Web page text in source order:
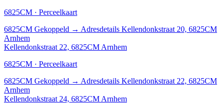
6825CM · Perceelkaart
6825CM Gekoppeld → Adresdetails Kellendonkstraat 20, 6825CM
Arnhem
Kellendonkstraat 22, 6825CM Arnhem
6825CM · Perceelkaart
6825CM Gekoppeld → Adresdetails Kellendonkstraat 22, 6825CM
Arnhem
Kellendonkstraat 24, 6825CM Arnhem